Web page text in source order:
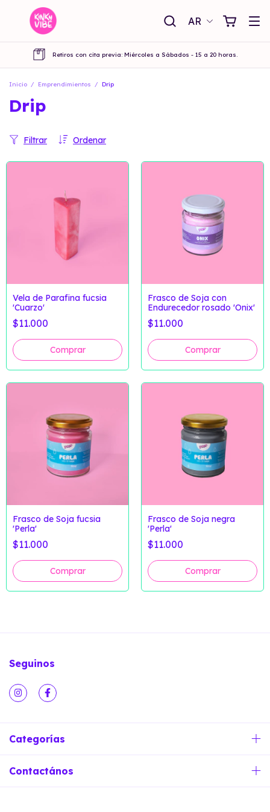
AR
Retiros con cita previa: Miércoles a Sábados - 15 a 20 horas.
Inicio / Emprendimientos / Drip
Drip
Ordenar
Filtrar
Vela de Parafina fucsia
'Cuarzo'
$11.000
Frasco de Soja con
Endurecedor rosado 'Onix'
$11.000
Frasco de Soja fucsia
'Perla'
$11.000
Frasco de Soja negra
'Perla'
$11.000
Seguinos
Categorías
Contactános